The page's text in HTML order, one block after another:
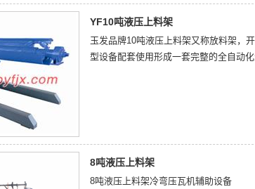
YF10吨液压上料架
玉发品牌10吨液压上料架又称放料架，
型设备配套使用形成一套完整的全自动
8吨液压上料架
8吨液压上料架冷弯压瓦机辅助设备